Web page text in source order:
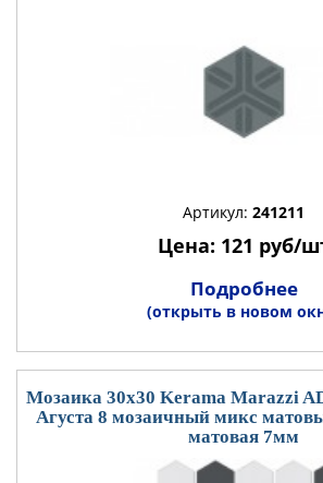
Артикул: 241211
Цена: 121 руб/
Подробнее
(открыть в новом
Мозаика 30x30 Kerama Marazzi
Агуста 8 мозаичный микс
матовая 7мм